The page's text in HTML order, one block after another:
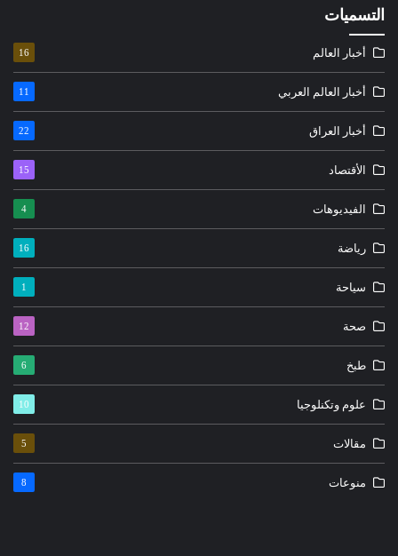
التسميات
أخبار العالم 16
أخبار العالم العربي 11
أخبار العراق 22
الأقتصاد 15
الفيديوهات 4
رياضة 16
سياحة 1
صحة 12
طبخ 6
علوم وتكنلوجيا 10
مقالات 5
منوعات 8